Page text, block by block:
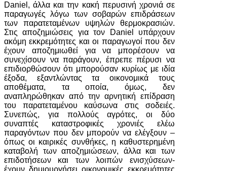
Daniel, άλλα και την κακή περυσινή χρονιά σε
παραγωγές λόγω των σοβαρών επιδράσεων
των παρατεταμένων υψηλών θερμοκρασιών.
Στις αποζημιώσεις για τον Daniel υπάρχουν
ακόμη εκκρεμότητες και οι παραγωγοί που δεν
έχουν αποζημιωθεί για να μπορέσουν να
συνεχίσουν να παράγουν, έπρεπε πέρυσι να
επιδιορθώσουν ότι μπορούσαν κυρίως με ιδία
έξοδα, εξαντλώντας τα οικονομικά τους
αποθέματα, τα οποία, όμως, δεν
αναπληρώθηκαν από την αρνητική επίδραση
του παρατεταμένου καύσωνα στις σοδειές.
Συνεπώς, για πολλούς αγρότες, οι δύο
συναπτές καταστροφικές χρονιές ελέω
παραγόντων που δεν μπορούν να ελέγξουν –
όπως οι καιρικές συνθήκες, η καθυστερημένη
καταβολή των αποζημιώσεων, άλλα και των
επιδοτήσεων και των λοιπών ενισχύσεων-
έχουν δημιουργήσει οικονομικές εκκρεμότητες